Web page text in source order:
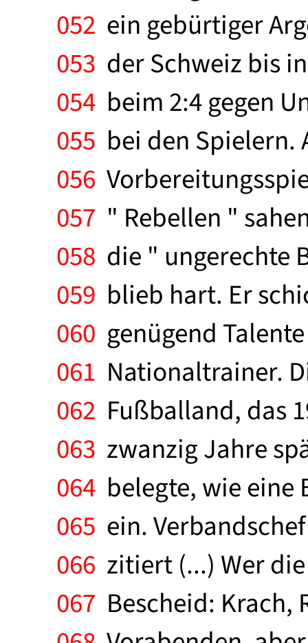
052 ein gebürtiger
053 der Schweiz bis
054 beim 2:4 gegen
055 bei den Spielern.
056
057 " Rebellen "
058 die " ungerechte
059 blieb hart. Er
060 genügend
061 Nationaltrainer.
062 Fußballand, das
063 zwanzig Jahre
064 belegte, wie eine
065 ein.
066 zitiert (...) Wer
067 Bescheid: Krach,